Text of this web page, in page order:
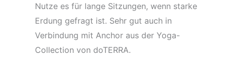
Nutze es für lange Sitzungen, wenn starke
Erdung gefragt ist. Sehr gut auch in
Verbindung mit Anchor aus der Yoga-
Collection von doTERRA.